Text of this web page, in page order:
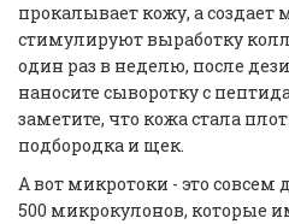
прокалывает кожу, а
стимулируют выработку
один раз в неделю, после
наносите сыворотку с
заметите, что кожа стала
подбородка и щек.
А вот микротоки - это совсем
500 микрокулонов, которые